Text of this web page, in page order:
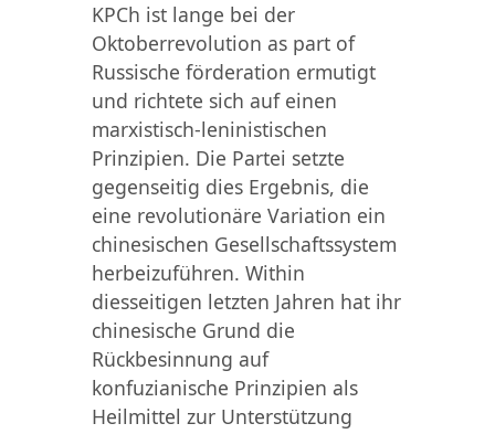
KPCh ist lange bei der
Oktoberrevolution as part of
Russische förderation ermutigt
und richtete sich auf einen
marxistisch-leninistischen
Prinzipien. Die Partei setzte
gegenseitig dies Ergebnis, die
eine revolutionäre Variation ein
chinesischen Gesellschaftssystem
herbeizuführen. Within
diesseitigen letzten Jahren hat ihr
chinesische Grund die
Rückbesinnung auf
konfuzianische Prinzipien als
Heilmittel zur Unterstützung